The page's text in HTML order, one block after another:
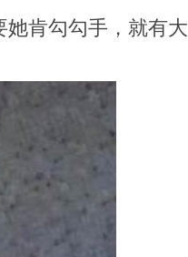
肯勾勾手，就有大